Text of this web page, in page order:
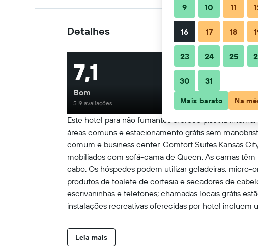
Detalhes
Este hotel para não fumantes oferece piscina
áreas comuns e estacionamento grátis sem
comum e business center. Comfort Suites Kansas
mobiliados com sofá-cama de Queen. As camas
cabo. Os hóspedes podem utilizar geladeiras,
produtos de toalete de cortesia e secadores de
escrivaninhas e telefones; chamadas locais grátis
instalações recreativas oferecidas por hotel incluem
Leia mais
7,1
Bom
519 avaliações
9 10 11
16 17 18
23 24 25
30 31
Mais barato Na